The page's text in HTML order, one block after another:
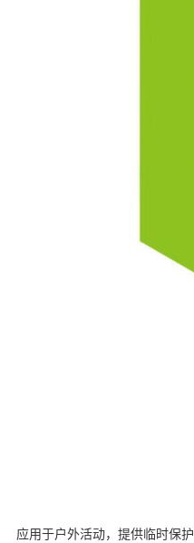
应用于户外活动，提供临时保护